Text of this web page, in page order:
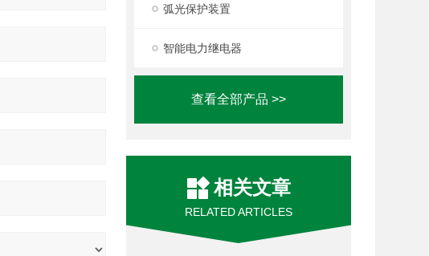
弧光保护装置
智能电力继电器
查看全部产品 >>
相关文章
RELATED ARTICLES